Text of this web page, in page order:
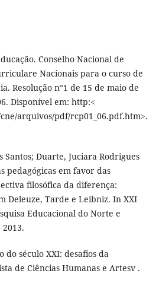
Conselho Nacional de
Nacionais para o curso de
Resolução n°1 de 15 de maio de
Disponível em: http:<
arquivos/pdf/rcp01_06.pdf.htm>.
Santos; Duarte, Juciara Rodrigues
pedagógicas em favor das
filosófica da diferença:
Deleuze, Tarde e Leibniz. In XXI
Educacional do Norte e
do século XXI: desafios da
de Ciências Humanas e Artesv .